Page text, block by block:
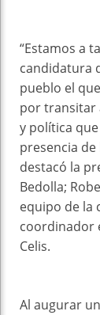
“Estamos a
candidatura
pueblo el
por transitar
y política
presencia
destacó la
Bedolla;
equipo de la
coordinador
Celis.
Al augurar